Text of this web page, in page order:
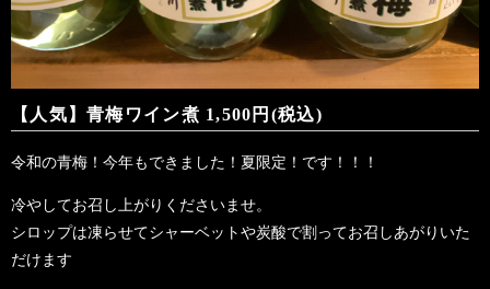
【人気】青梅ワイン煮 1,500円(税込)
令和の青梅！今年もできました！夏限定！です！！！
冷やしてお召し上がりくださいませ。
シロップは凍らせてシャーベットや炭酸で割ってお召しあがりいた
だけます